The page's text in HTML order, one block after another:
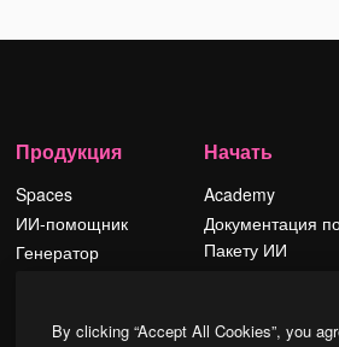
Продукция
Spaces
ИИ-помощник
Генератор
Начать
Academy
Документация
Пакету ИИ
Условия и
By clicking “Accept All Cookies”, you